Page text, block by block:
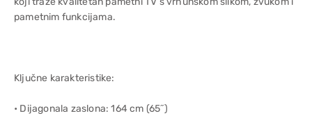
pametnim funkcijama.
Ključne karakteristike:
• Dijagonala zaslona: 164 cm (65˝)